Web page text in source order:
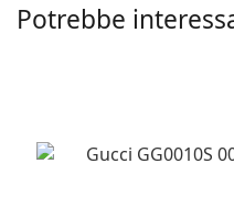
Potrebbe